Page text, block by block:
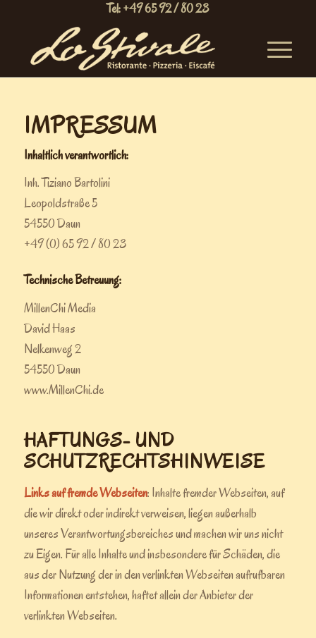
Tel: +49 65 92 / 80 23
IMPRESSUM
Inhaltlich verantwortlich:
Inh. Tiziano Bartolini
Leopoldstraße 5
54550 Daun
+49 (0) 65 92 / 80 23
Technische Betreuung:
MillenChi Media
David Haas
Nelkenweg 2
54550 Daun
www.MillenChi.de
HAFTUNGS- UND
SCHUTZRECHTSHINWEISE
Links auf fremde Webseiten: Inhalte fremder Webseiten, auf
die wir direkt oder indirekt verweisen, liegen außerhalb
unseres Verantwortungsbereiches und machen wir uns nicht
zu Eigen. Für alle Inhalte und insbesondere für Schäden, die
aus der Nutzung der in den verlinkten Webseiten aufrufbaren
Informationen entstehen, haftet allein der Anbieter der
verlinkten Webseiten.